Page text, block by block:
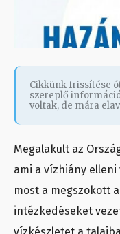
Cikkünk frissítése
szereplő
voltak, de mára
Megalakult az
ami a vízhiány elleni
most a megszokott
intézkedéseket